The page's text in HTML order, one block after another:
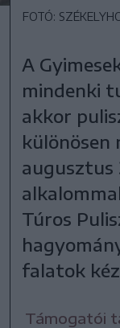
FOTÓ:
A
mindenki
akkor
különösen
augusztus
Túros
falatok
Támogatói